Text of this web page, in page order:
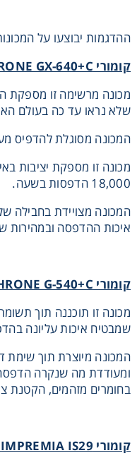
ההדגמות יבוצעו על
קומורי GX-640+C
מכונה מרשימה זו מספקת
שלא נראו עד כה בעולם
המכונה מסוגלת להדפיס מעל
מכונה זו מספקת יציבות
18,000 הדפסות בשעה.
המכונה מצויידת בחבילה
איכות ההדפסה ובמהירות
קומורי G-540+C
מכונה זו תוכננה תוך
שמבטיח איכות עליונה
המכונה מיוצרת תוך
ומעודדת מה שנקרה הדפסה
בחומרים מזהמים, הקטנת
קומורי IMPREMIA IS29